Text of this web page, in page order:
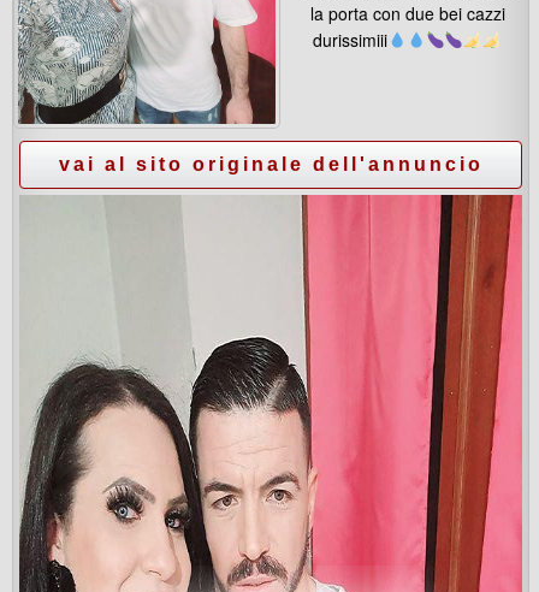
la porta con due bei cazzi
durissimiii